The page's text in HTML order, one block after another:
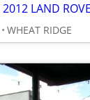
WHEAT RIDGE